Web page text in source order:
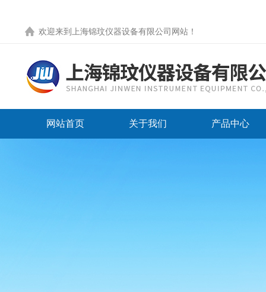
欢迎来到 上海锦玟仪器设备有限公司网站 ！
网站首页 关于我们 产品中心